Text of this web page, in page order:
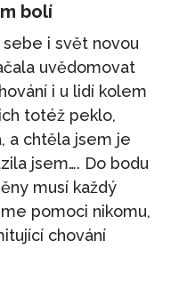
bolí
i svět novou
uvědomovat
i u lidí kolem
totéž peklo,
a chtěla jsem je
jsem…. Do bodu
musí každý
pomoci nikomu,
chování